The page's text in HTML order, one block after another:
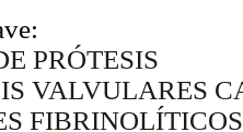
PRÓTESIS
VALVULARES
FIBRINOLÍTICOS